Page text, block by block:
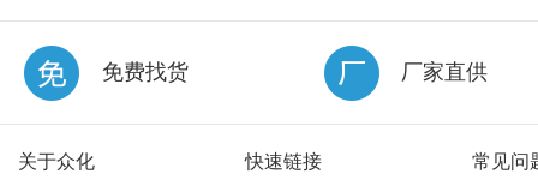
免费找货 厂家直供
关于众化 快速链接 常见问